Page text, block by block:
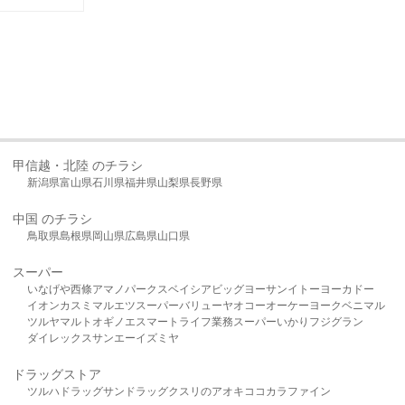
甲信越・北陸 のチラシ
新潟県富山県石川県福井県山梨県長野県
中国 のチラシ
鳥取県島根県岡山県広島県山口県
スーパー
いなげや西條アマノパークスベイシア ビッグヨーサンイトーヨーカドー
イオンカスミ マルエツスーパーバリューヤオコーオーケー ヨークベニマル
ツルヤマルト オギノ エスマート ライフ業務スーパーいかり フジグラン
ダイレックスサンエーイズミヤ
ドラッグストア
ツルハドラッグサンドラッグクスリのアオキ ココカラファイン